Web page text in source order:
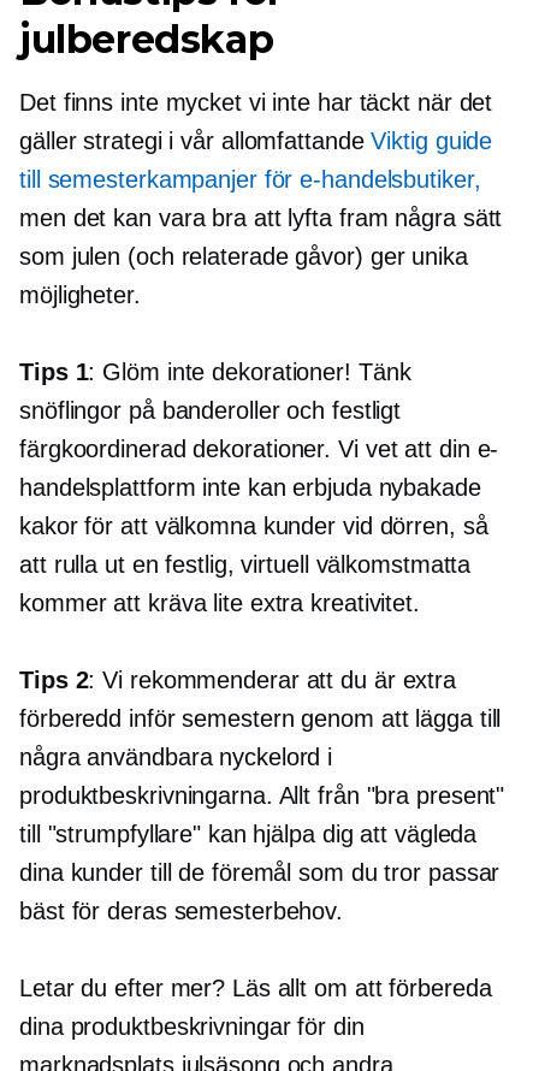
julberedskap
Det finns inte mycket vi inte har täckt när det
gäller strategi i vår allomfattande Viktig guide
till semesterkampanjer för e-handelsbutiker,
men det kan vara bra att lyfta fram några sätt
som julen (och relateradegåvor) ger unika
möjligheter.
Tips 1: Glöm inte dekorationer! Tänk
snöflingor på banderoller och festligt
färgkoordinerad dekorationer. Vi vet att din e-
handelsplattform inte kan erbjuda nybakade
kakor för att välkomna kunder vid dörren, så
att rulla ut en festlig, virtuell välkomstmatta
kommer att kräva lite extra kreativitet.
Tips 2: Vi rekommenderar att du är extra
förberedd inför semestern genom att lägga till
några användbara nyckelord i
produktbeskrivningarna. Allt från "bra present"
till "strumpfyllare" kan hjälpa dig att vägleda
dina kunder till de föremål som du tror passar
bäst för deras semesterbehov.
Letar du efter mer? Läs allt om att förbereda
dina produktbeskrivningar för din
marknadsplats julsäsong och andra